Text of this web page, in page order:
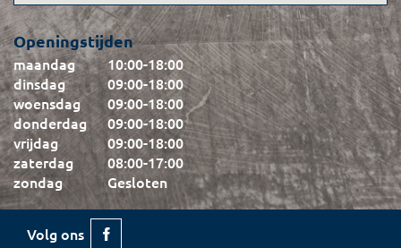
Openingstijden
maandag 10:00-18:00
dinsdag
09:00-18:00
woensdag
09:00-18:00
donderdag
09:00-18:00
vrijdag
09:00-18:00
zaterdag
08:00-17:00
zondag
Gesloten